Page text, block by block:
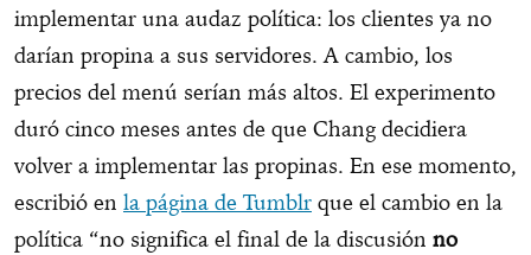
implementar una audaz política: los clientes ya no
darían propina a sus servidores. A cambio, los
precios del menú serían más altos. El experimento
duró cinco meses antes de que Chang decidiera
volver a implementar las propinas. En ese momento,
escribió en la página de Tumblr que el cambio en la
política “no significa el final de la discusión no